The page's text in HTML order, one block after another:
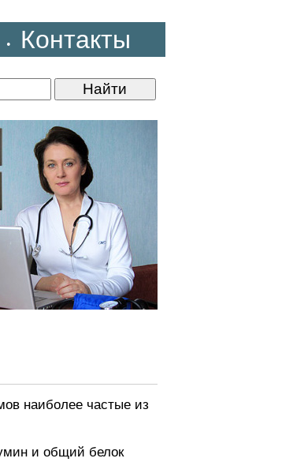
• Контакты
наиболее частые из
и общий белок